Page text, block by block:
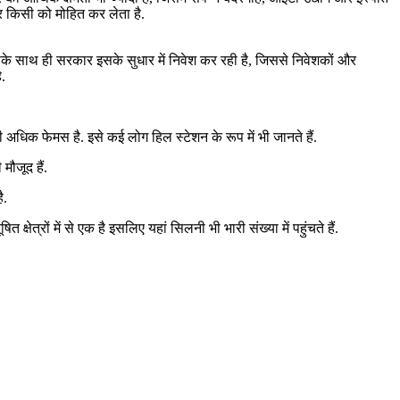
को मोहित कर लेता है.
साथ ही सरकार इसके सुधार में निवेश कर रही है, जिससे निवेशकों और
अधिक फेमस है. इसे कई लोग हिल स्टेशन के रूप में भी जानते हैं.
मौजूद हैं.
में से एक है इसलिए यहां सिलनी भी भारी संख्या में पहुंचते हैं.